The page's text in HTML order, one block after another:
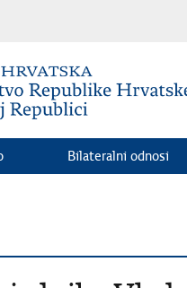
Bilateralni odnosi